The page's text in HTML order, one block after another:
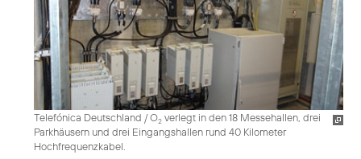
Telefónica Deutschland / O2 verlegt in den 18 Messehallen, drei
Parkhäusern und drei Eingangshallen rund 40 Kilometer
Hochfrequenzkabel.